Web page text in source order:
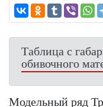
Таблица с
обивочного
Модельный ряд